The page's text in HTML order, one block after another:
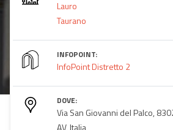
Lauro
Taurano
INFOPOINT:
InfoPoint Distretto 2
DOVE:
Via San Giovanni del Palco,
AV, Italia